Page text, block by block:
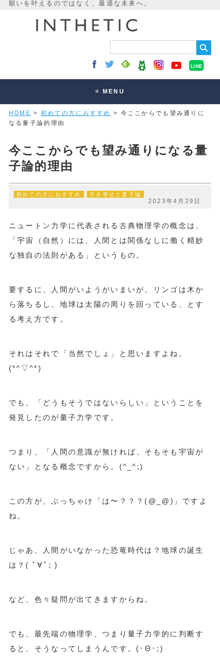
LINE
≡ MENU
未来最適化とは
お客様の声
オンラインサロン
HOME > 初めての方におすすめ
> 今ここからでも望み通りに
なる量子論的理由
今ここからでも望み通りになる量
子論的理由
初めての方におすすめ 引き寄せと量子論
2023年4月29日
ニュートン力学に代表される古典物理学の概念は、
「宇宙（自然）には、人間とは関係なしに働く精妙
な独自の法則がある」というもの。
要するに、人間がいようがいまいが、リンゴは木か
ら落ちるし、地球は太陽の周りを回っている、とす
る考え方です。
それはそれで「当然でしょ」と思いますよね。
(*^▽^*)
でも、「どうもそうではないらしい」ということを
発見したのが量子力学です。
つまり、「人間の意識が無ければ、そもそも宇宙が
ない」となる概念ですから。(^_^;)
この方が、ぶっちゃけ「は〜？？？(@_@)」ですよ
ね。
じゃあ、人間がいなかった恐竜時代は？地球の誕生
は？( ﾟ∀ﾟ; )
など、色々疑問が出てきますからね。
でも、最先端の物理学、つまり量子力学的に判断す
ると、そうなってしまうんです。(･Θ･;)